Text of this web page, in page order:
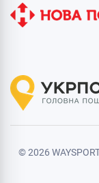
© 2026